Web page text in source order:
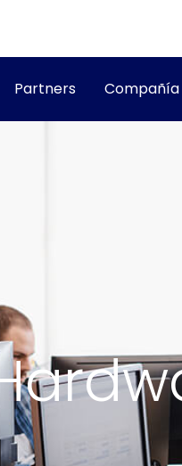
Partners Compañía